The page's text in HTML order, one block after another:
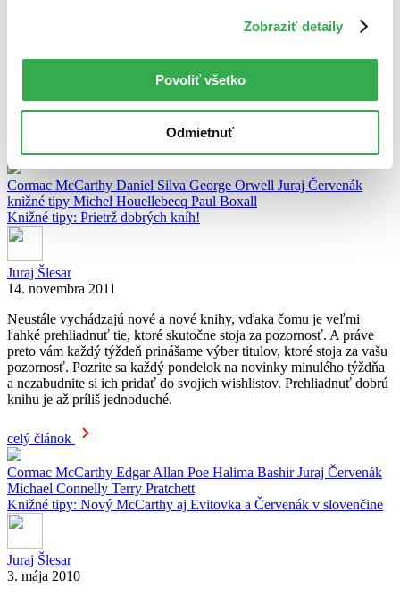
Zobraziť detaily
Povoliť všetko
Odmietnuť
starých, Krvavý poludník a mnohých ďalších, prekvapil svojho
odovzdal scenár. Predbežný názov je Poradca (The Counselor) a
filmové štúdia po ňom okamžite chňapli. Niet divu, veď s filmovými
[…]
celý článok
Cormac McCarthy Daniel Silva George Orwell Juraj Červenák
knižné tipy Michel Houellebecq Paul Boxall
Knižné tipy: Prietrž dobrých kníh!
Juraj Šlesar
14. novembra 2011
Neustále vychádzajú nové a nové knihy, vďaka čomu je veľmi
ľahké prehliadnuť tie, ktoré skutočne stoja za pozornosť. A práve
preto vám každý týždeň prinášame výber titulov, ktoré stoja za vašu
pozornosť. Pozrite sa každý pondelok na novinky minulého týždňa
a nezabudnite si ich pridať do svojich wishlistov. Prehliadnuť dobrú
knihu je až príliš jednoduché.
celý článok
Cormac McCarthy Edgar Allan Poe Halima BashirJuraj Červenák
Michael Connelly Terry Pratchett
Knižné tipy: Nový McCarthy aj Evitovka a Červenák v slovenčine
Juraj Šlesar
3. mája 2010